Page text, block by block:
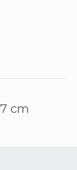
7 cm